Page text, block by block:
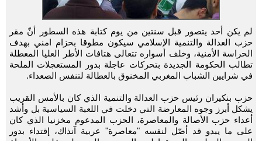
لم يكن أحد يتصور قبل سنتين من يوم كتابة هذه السطور أنّ مقر
حزب العدالة والتنمية الإسلامي سيكون مطوقا بحزام امني بهدف
الحراسة الأمنية، وخلف أسواره تتعالى هتافات الأطر العليا المعطلة
تطالب الحكومة الجديدة بتحركات عاجلة بدور المستعجلات الملحة
في شرايين الشباب المغربي المخنوق بالعطالة لتنفس الصعداء.
حزب بنكيران رئيس حزب العدالة والتنمية الذي كان بالأمس القريب
يشكل أبرز وجوه المعارضة التي دخلت في اللعبة السياسية بل وأشد
أعداء حزب الأصالة والمعاصرة، الحزب المدعوم مخزنيا الذي كان
على ما يبدو قد أصّل لنفسه "معاصرة" عربية آنذاك، إقتداء بدور